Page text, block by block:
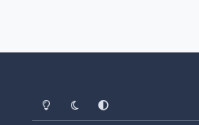
Светлый Режим
Темный Режим
Настройка Системы